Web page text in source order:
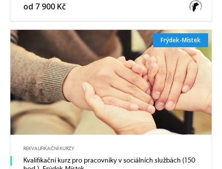
od 7 900 Kč
Frýdek-Místek
REKVALIFIKAČNÍ KURZY
Kvalifikační kurz pro pracovníky v sociálních službách (150